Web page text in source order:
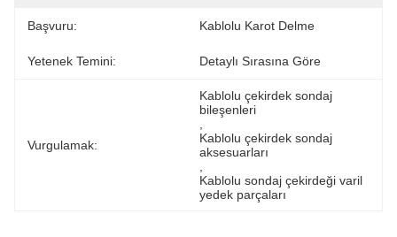
Başvuru: Kablolu Karot Delme
Yetenek Temini: Detaylı Sırasına Göre
Vurgulamak:
Kablolu çekirdek sondaj
bileşenleri
Kablolu çekirdek sondaj
aksesuarları
Kablolu sondaj çekirdeği varil
yedek parçaları